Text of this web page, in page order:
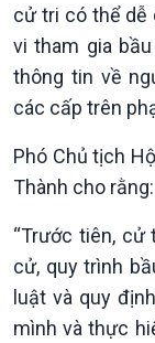
Trước giờ mở cửa
Dòng chảy Kinh tế
Sức sống hàng
Khởi nghiệp
Tuyên chiến với
thương mại
cử tri có thể dễ
vi tham gia
thông tin về
các cấp trên
Phó Chủ tịch
Thành cho rằng:
“Trước tiên, cử
cử, quy trình
luật và quy
mình và thực